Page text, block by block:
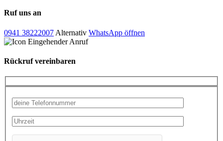
Ruf uns an
0941 38222007 Alternativ WhatsApp öffnen
Rückruf vereinbaren